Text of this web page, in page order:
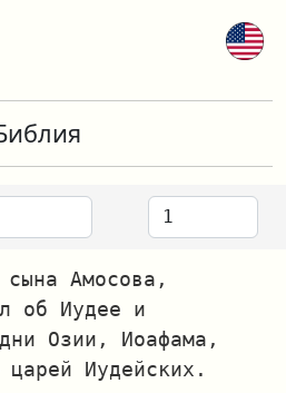
Амосова,
об Иудее и
Озии, Иоафама,
Иудейских.